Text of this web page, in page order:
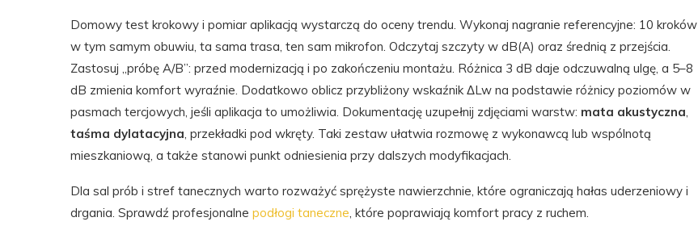
Domowy test krokowy i pomiar aplikacją wystarczą do oceny trendu. Wykonaj nagranie referencyjne: 10 kroków
w tym samym obuwiu, ta sama trasa, ten sam mikrofon. Odczytaj szczyty w dB(A) oraz średnią z przejścia.
Zastosuj „próbę A/B”: przed modernizacją i po zakończeniu montażu. Różnica 3 dB daje odczuwalną ulgę, a 5–8
dB zmienia komfort wyraźnie. Dodatkowo oblicz przybliżony wskaźnik ΔLw na podstawie różnicy poziomów w
pasmach tercjowych, jeśli aplikacja to umożliwia. Dokumentację uzupełnij zdjęciami warstw: mata akustyczna,
taśma dylatacyjna, przekładki pod wkręty. Taki zestaw ułatwia rozmowę z wykonawcą lub wspólnotą
mieszkaniową, a także stanowi punkt odniesienia przy dalszych modyfikacjach.
Dla sal prób i stref tanecznych warto rozważyć sprężyste nawierzchnie, które ograniczają hałas uderzeniowy i
drgania. Sprawdź profesjonalne podłogi taneczne, które poprawiają komfort pracy z ruchem.